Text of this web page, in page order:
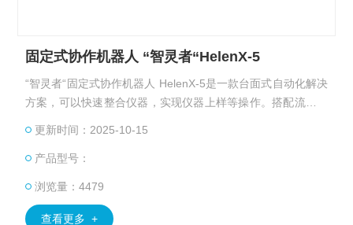
固定式协作机器人 “智灵者“HelenX-5
“智灵者“固定式协作机器人 HelenX-5是一款台面式自动化解决
方案，可以快速整合仪器，实现仪器上样等操作。搭配流程拖
代重复且烦躁的手工实验过程。进一步搭配高通量板架，实现
更新时间：2025-10-15
产品型号：
浏览量：4479
查看更多 +